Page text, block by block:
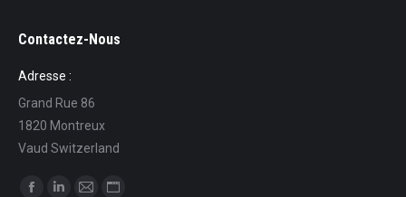
Contactez-Nous
Adresse :
Grand Rue 86
1820 Montreux
Vaud Switzerland
Find us on: